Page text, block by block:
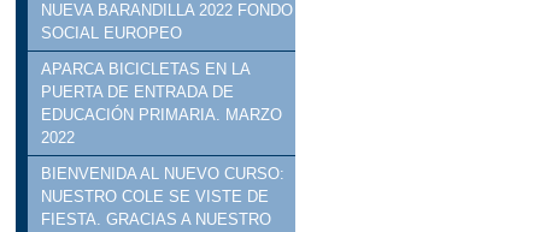
NUEVA BARANDILLA 2022 FONDO
SOCIAL EUROPEO
APARCA BICICLETAS EN LA
PUERTA DE ENTRADA DE
EDUCACIÓN PRIMARIA. MARZO
2022
BIENVENIDA AL NUEVO CURSO:
NUESTRO COLE SE VISTE DE
FIESTA. GRACIAS A NUESTRO